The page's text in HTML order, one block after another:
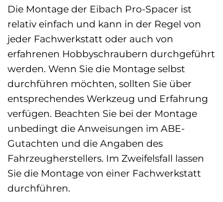
Die Montage der Eibach Pro-Spacer ist
relativ einfach und kann in der Regel von
jeder Fachwerkstatt oder auch von
erfahrenen Hobbyschraubern durchgeführt
werden. Wenn Sie die Montage selbst
durchführen möchten, sollten Sie über
entsprechendes Werkzeug und Erfahrung
verfügen. Beachten Sie bei der Montage
unbedingt die Anweisungen im ABE-
Gutachten und die Angaben des
Fahrzeugherstellers. Im Zweifelsfall lassen
Sie die Montage von einer Fachwerkstatt
durchführen.